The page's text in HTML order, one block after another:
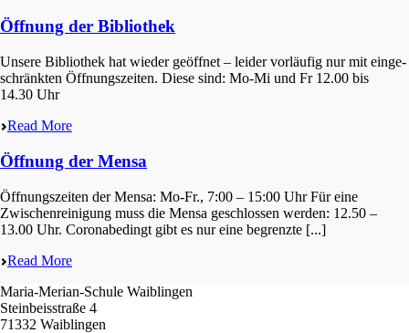
Öffnung der Bibliothek
Unsere Biblio­thek hat wieder geöff­net – leider vorläu­fig nur mit einge­
schränk­ten Öffnungs­zei­ten. Diese sind: Mo-Mi und Fr 12.00 bis
14.30 Uhr
Read More
Öffnung der Mensa
Öffnungs­zei­ten der Mensa: Mo-Fr., 7:00 – 15:00 Uhr Für eine
Zwischen­rei­ni­gung muss die Mensa geschlos­sen werden: 12.50 –
13.00 Uhr. Coronabe­dingt gibt es nur eine begrenz­te [...]
Read More
Maria-Merian-Schule Waiblingen
Steinbeisstraße 4
71332 Waiblingen